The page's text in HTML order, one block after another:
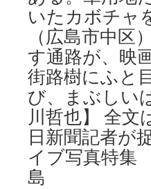
いたカボチャ
（広島市中
す通路が、映
街路樹にふと
び、まぶしい
川哲也】 全
日新聞記者が
イブ写真特集
島